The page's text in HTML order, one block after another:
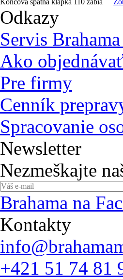
Koncová spätna klapka 110 žabia
Odkazy
Servis
Ako
Pre firmy
Cenník
Spracovanie
Newsletter
Nezmeškajte
Brahama na
Kontakty
+421 51 74 81